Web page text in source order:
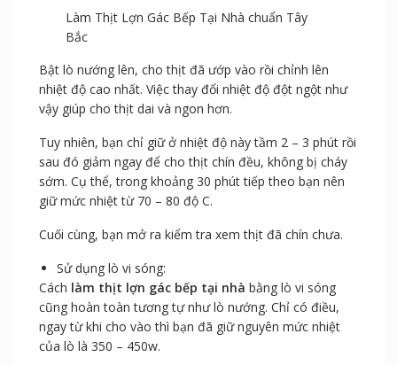
Làm Thịt Lợn Gác Bếp Tại Nhà chuẩn Tây Bắc
nhiệt độ cao nhất. Việc thay đổi nhiệt độ đột ngột như
vậy giúp cho thịt dai và ngon hơn.
Tuy nhiên, bạn chỉ giữ ở nhiệt độ này tầm 2 – 3 phút rồi
sớm. Cụ thể, trong khoảng 30 phút tiếp theo bạn nên
giữ mức nhiệt từ 70 – 80 độ C.
Cuối cùng, bạn mở ra kiểm tra xem thịt đã chín chưa.
Sử dụng lò vi sóng:
Cáchlàm thịt lợn gác bếp tại nhà